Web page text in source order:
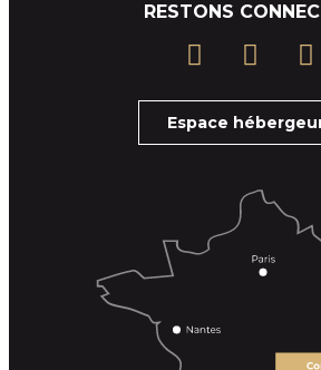
RESTONS
Espace